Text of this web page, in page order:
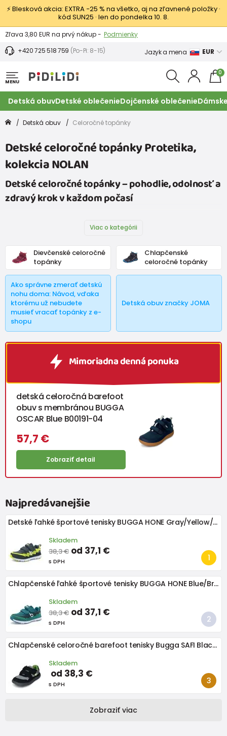
⚡ Blesková akcia: EXTRA −25 % na všetko, aj na zľavnené položky ·
kód SUN25 · len do pondelka 10. 8.
Výmena a vrátenie tovaru - Zobraziť
Zľava 3,80 EUR na prvý nákup - Podmienky
+420 725 518 759 (Po-Pi: 8-15) Jazyk a mena EUR
MENU
0
Detská obuvDetské oblečenieDojčenské oblečenie
Detská obuv Celoročné topánky
Detské celoročné topánky Protetika,
kolekcia NOLAN
Detské celoročné topánky – pohodlie, odolnosť a
zdravý krok v každom počasí
Viac o kategórii
Dievčenské celoročné
topánky
Chlapčenské
celoročné topánky
Ako správne zmerať detskú
nohu doma: Návod, vďaka
ktorému už nebudete
musieť vracať topánky z e-
shopu
Detská obuv značky JOMA
Mimoriadna denná ponuka
detská celoročná barefoot
obuv s membránou BUGGA
OSCAR Blue B00191-04
57,7 €
Zobraziť detail
Najpredávanejšie
Detské ľahké športové tenisky BUGGA HONE Gray/Yellow/Black
Skladem
38,3 € od 37,1 €
s DPH
Chlapčenské ľahké športové tenisky BUGGA HONE Blue/Brown/Green
Skladem
38,3 € od 37,1 €
s DPH
Chlapčenské celoročné barefoot tenisky Bugga SAFI Black B00201-10
Skladem
od 38,3 €
s DPH
Zobraziť viac